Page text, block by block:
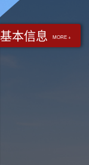
基本信息 MORE +